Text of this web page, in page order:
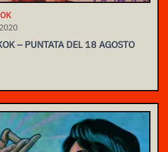
– PUNTATA DEL 18 AGOSTO